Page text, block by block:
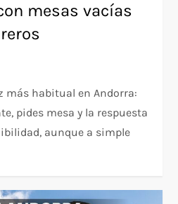
mesas vacías
más habitual en Andorra:
pides mesa y la respuesta
aunque a simple